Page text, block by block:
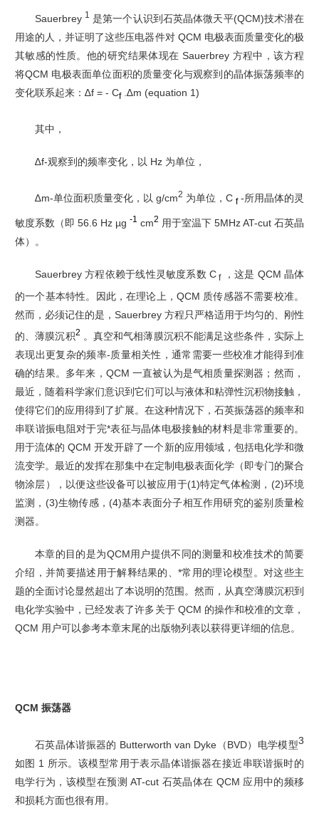
Sauerbrey 1
是第一个认识到石英晶体微天平(QCM)技术潜在
用途的人，并证明了这些压电器件对 QCM 电极表面质量变化的极
其敏感的性质。他的研究结果体现在 Sauerbrey 方程中，该方程
将QCM 电极表面单位面积的质量变化与观察到的晶体振荡频率的
变化联系起来： ∆f = - Cf.∆m (equation 1)
其中，
∆f-观察到的频率变化，以 Hz 为单位，
∆m-单位面积质量变化，以 g/cm2 为单位，Cf-所用晶体的灵
敏度系数（即 56.6 Hz µg -1 cm2 用于室温下 5MHz AT-cut 石英晶
体）。
Sauerbrey 方程依赖于线性灵敏度系数 C f，这是 QCM 晶体
的一个基本特性。因此，在理论上，QCM 质传感器不需要校准。
然而，必须记住的是，Sauerbrey 方程只严格适用于均匀的、刚性
的、薄膜沉积2 。真空和气相薄膜沉积不能满足这些条件，实际上
表现出更复杂的频率-质量相关性，通常需要一些校准才能得到准
确的结果。 多年来，QCM 一直被认为是气相质量探测器；然而，
最近，随着科学家们意识到它们可以与液体和粘弹性沉积物接触，
使得它们的应用得到了扩展。在这种情况下，石英振荡器的频率和
串联谐振电阻对于完*表征与晶体电极接触的材料是非常重要的。
用于流体的 QCM 开发开辟了一个新的应用领域，包括电化学和微
流变学。最近的发挥在那集中在定制电极表面化学（即专门的聚合
物涂层），以便这些设备可以被应用于(1)特定气体检测，(2)环境
监测，(3)生物传感，(4)基本表面分子相互作用研究的鉴别质量检
测器。
本章的目的是为QCM用户提供不同的测量和校准技术的简要
介绍，并简要描述用于解释结果的、*常用的理论模型。对这些主
题的全面讨论显然超出了本说明的范围。然而，从真空薄膜沉积到
电化学实验中，已经发表了许多关于 QCM 的操作和校准的文章，
QCM 用户可以参考本章末尾的出版物列表以获得更详细的信息。
QCM 振荡器
石英晶体谐振器的 Butterworth van Dyke（BVD）电学模型3
如图 1 所示。该模型常用于表示晶体谐振器在接近串联谐振时的
电学行为，该模型在预测 AT-cut 石英晶体在 QCM 应用中的频移
和损耗方面也很有用。